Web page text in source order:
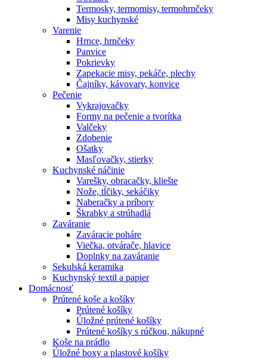
Termosky, termomisy, termohrnčeky
Misy kuchynské
Varenie
Hrnce, hrnčeky
Panvice
Pokrievky
Zapekacie misy, pekáče, plechy
Čajníky, kávovary, konvice
Pečenie
Vykrajovačky
Formy na pečenie a tvorítka
Valčeky
Zdobenie
Ošatky
Masľovačky, stierky
Kuchynské náčinie
Varešky, obracačky, kliešte
Nože, tĺčiky, sekáčiky
Naberačky a príbory
Škrabky a strúhadlá
Zaváranie
Zaváracie poháre
Viečka, otvárače, hlavice
Doplnky na zaváranie
Sekulská keramika
Kuchynský textil a papier
Domácnosť
Prútené koše a košíky
Prútené košíky
Úložné prútené košíky
Prútené košíky s rúčkou, nákupné
Koše na prádlo
Úložné boxy a plastové košíky